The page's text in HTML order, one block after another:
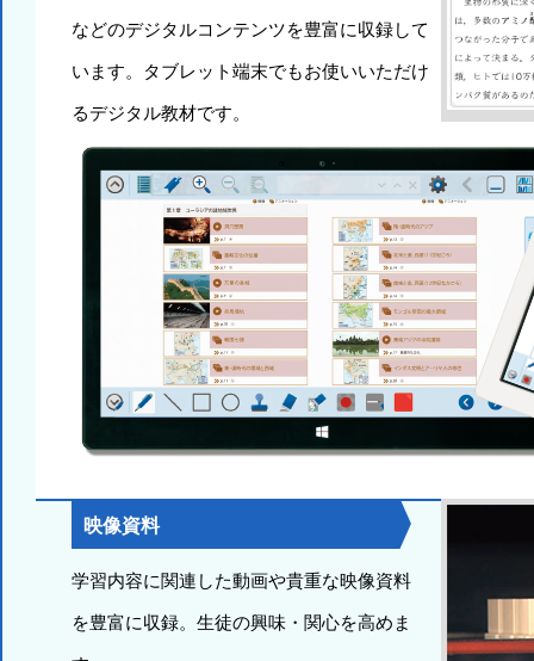
などのデジタルコンテンツを豊富に収録して
います。タブレット端末でもお使いいただけ
るデジタル教材です。
映像資料
学習内容に関連した動画や貴重な映像資料
を豊富に収録。生徒の興味・関心を高めま